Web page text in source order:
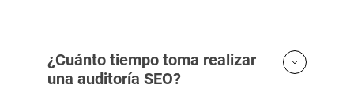
í
¿Cuánto tiempo toma realizar
una auditoría SEO?